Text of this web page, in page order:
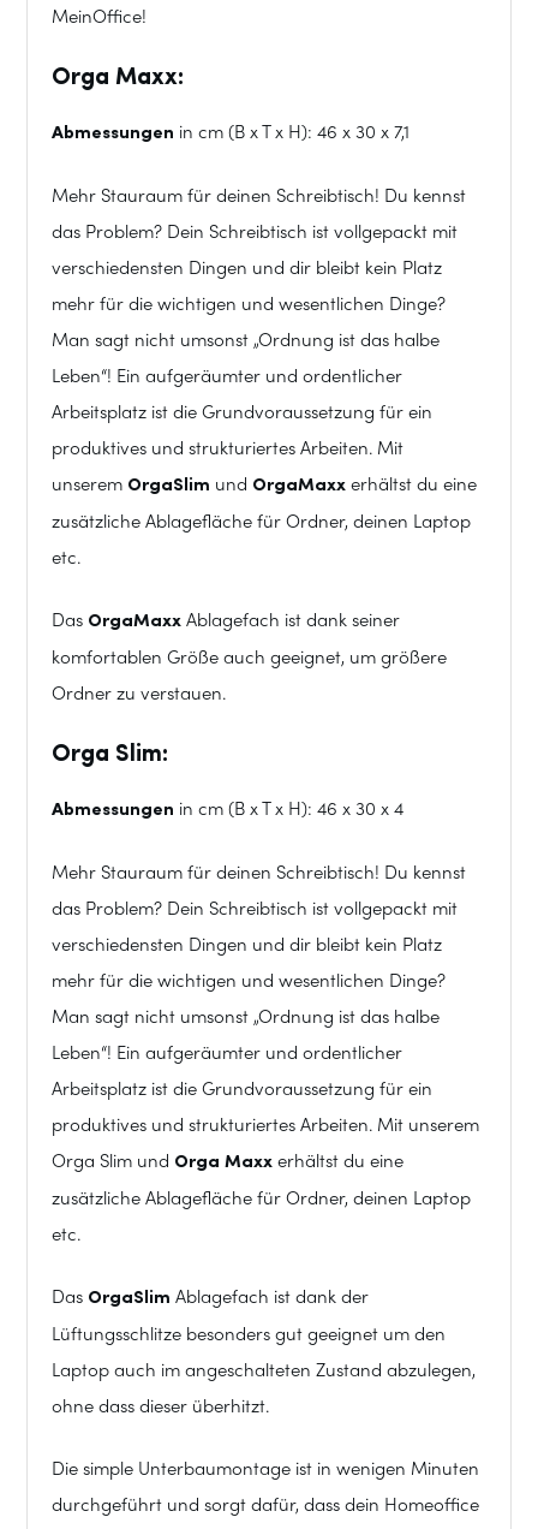
MeinOffice!
Orga Maxx:
Abmessungen in cm (B x T x H): 46 x 30 x 7,1
Mehr Stauraum für deinen Schreibtisch! Du kennst
das Problem? Dein Schreibtisch ist vollgepackt mit
verschiedensten Dingen und dir bleibt kein Platz
mehr für die wichtigen und wesentlichen Dinge?
Man sagt nicht umsonst „Ordnung ist das halbe
Leben“! Ein aufgeräumter und ordentlicher
Arbeitsplatz ist die Grundvoraussetzung für ein
produktives und strukturiertes Arbeiten. Mit
unserem OrgaSlim und OrgaMaxx erhältst du eine
zusätzliche Ablagefläche für Ordner, deinen Laptop
etc.
Das OrgaMaxx Ablagefach ist dank seiner
komfortablen Größe auch geeignet, um größere
Ordner zu verstauen.
Orga Slim:
Abmessungen in cm (B x T x H): 46 x 30 x 4
Mehr Stauraum für deinen Schreibtisch! Du kennst
das Problem? Dein Schreibtisch ist vollgepackt mit
verschiedensten Dingen und dir bleibt kein Platz
mehr für die wichtigen und wesentlichen Dinge?
Man sagt nicht umsonst „Ordnung ist das halbe
Leben“! Ein aufgeräumter und ordentlicher
Arbeitsplatz ist die Grundvoraussetzung für ein
produktives und strukturiertes Arbeiten. Mit unserem
Orga Slim und Orga Maxx erhältst du eine
zusätzliche Ablagefläche für Ordner, deinen Laptop
etc.
Das OrgaSlim Ablagefach ist dank der
Lüftungsschlitze besonders gut geeignet um den
Laptop auch im angeschalteten Zustand abzulegen,
ohne dass dieser überhitzt.
Die simple Unterbaumontage ist in wenigen Minuten
durchgeführt und sorgt dafür, dass dein Homeoffice